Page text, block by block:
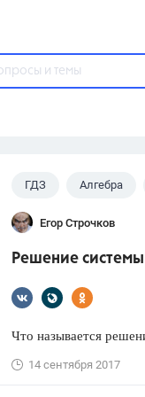
темы
ответа
ответов
ГДЗ Алгебра
Егор Строчков
Решение
Что называется
14 сентября 2017